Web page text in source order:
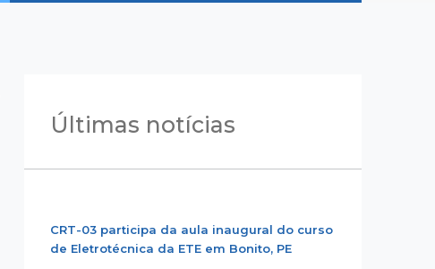
Últimas notícias
CRT-03 participa da aula inaugural do curso
de Eletrotécnica da ETE em Bonito, PE